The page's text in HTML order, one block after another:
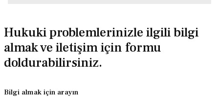
Açılır?
Hukuki problemlerinizle ilgili bilgi
almak ve iletişim için formu
doldurabilirsiniz.
Bilgi almak için arayın